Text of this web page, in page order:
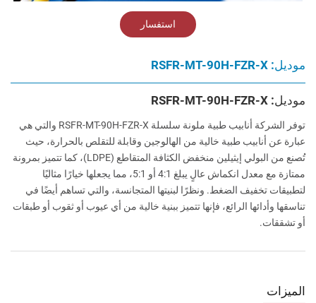
استفسار
موديل: RSFR-MT-90H-FZR-X
موديل: RSFR-MT-90H-FZR-X
توفر الشركة أنابيب طبية ملونة سلسلة RSFR-MT-90H-FZR-X والتي هي
عبارة عن أنابيب طبية خالية من الهالوجين وقابلة للتقلص بالحرارة، حيث
تُصنع من البولي إيثيلين منخفض الكثافة المتقاطع (LDPE)، كما تتميز بمرونة
ممتازة مع معدل انكماش عالٍ يبلغ 4:1 أو 5:1، مما يجعلها خيارًا مثاليًا
لتطبيقات تخفيف الضغط. ونظرًا لبنيتها المتجانسة، والتي تساهم أيضًا في
تناسقها وأدائها الرائع، فإنها تتميز ببنية خالية من أي عيوب أو ثقوب أو طبقات
أو تشققات.
الميزات